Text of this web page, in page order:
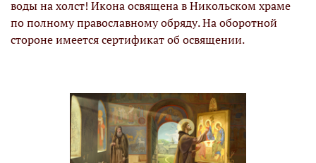
воды на холст! Икона освящена в Никольском храме
по полному православному обряду. На оборотной
стороне имеется сертификат об освящении.